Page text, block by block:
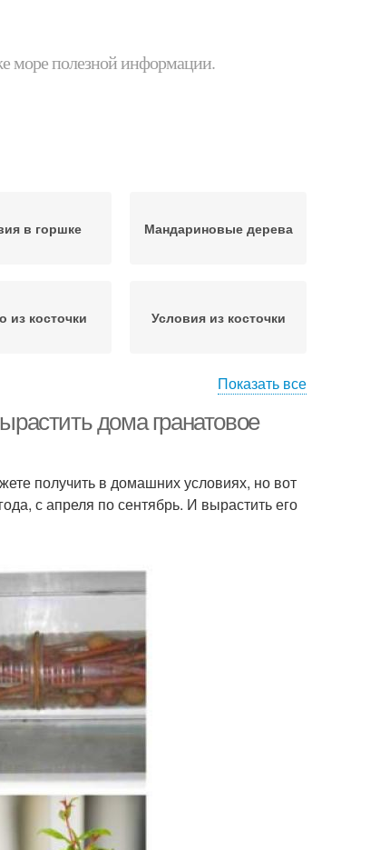
море полезной информации.
в горшке Мандариновые дерева
из косточки Условия из косточки
Показать все
дома гранатовое
получить в домашних условиях, но вот
с апреля по сентябрь. И вырастить его